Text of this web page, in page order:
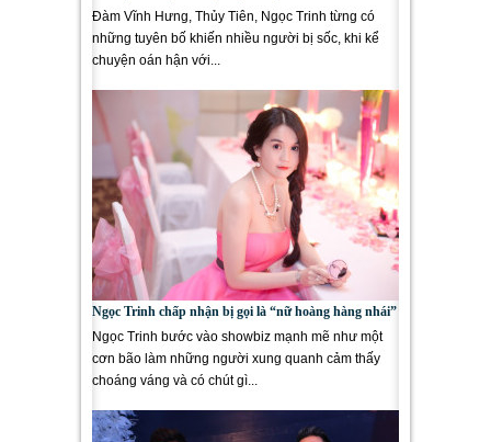
Đàm Vĩnh Hưng, Thủy Tiên, Ngọc Trinh từng có
những tuyên bố khiến nhiều người bị sốc, khi kể
chuyện oán hận với...
Ngọc Trinh chấp nhận bị gọi là “nữ hoàng hàng nhái”
Ngọc Trinh bước vào showbiz mạnh mẽ như một
cơn bão làm những người xung quanh cảm thấy
choáng váng và có chút gì...